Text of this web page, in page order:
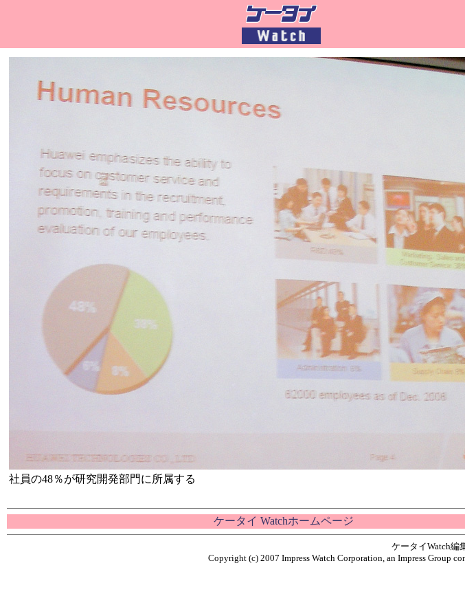
社員の48％が研究開発部門に所属する
ケータイ Watchホームページ
ケータイWatch編
Copyright (c) 2007 Impress Watch Corporation, an Impress Group